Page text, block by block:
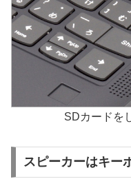
SDカードを
スピーカーはキー